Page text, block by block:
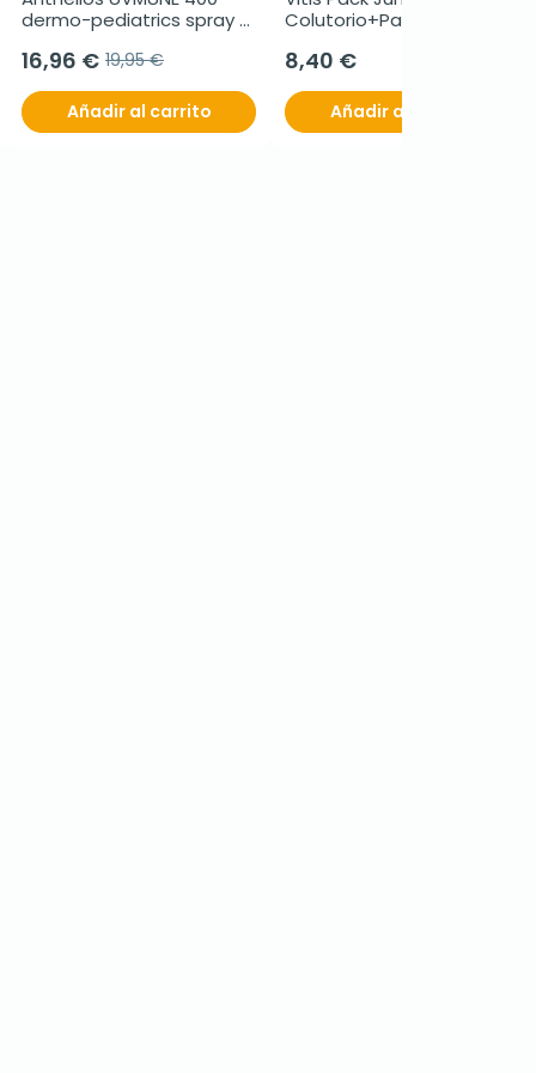
dermo-pediatrics spray
16,96 € 19,95 €
Añadir al carrito
Colutorio+Pasta+Cepillo
8,40 €
Añadir al carrito